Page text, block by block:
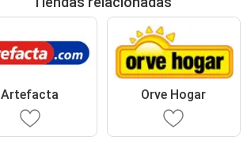
Artefacta Orve Hogar